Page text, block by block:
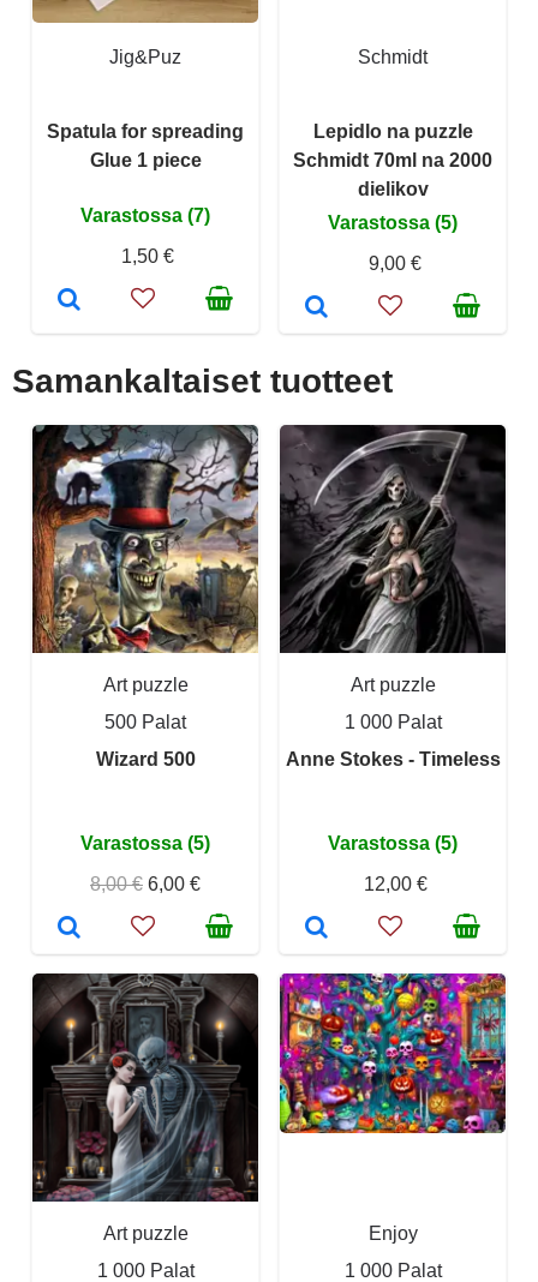
Jig&Puz
Spatula for spreading
Glue 1 piece
Varastossa (7)
1,50 €
Schmidt
Lepidlo na puzzle
Schmidt 70ml na 2000
dielikov
Varastossa (5)
9,00 €
Samankaltaiset tuotteet
Art puzzle
500 Palat
Wizard 500
Varastossa (5)
8,00 € 6,00 €
Art puzzle
1 000 Palat
Anne Stokes - Timeless
Varastossa (5)
12,00 €
Art puzzle
1 000 Palat
Enjoy
1 000 Palat